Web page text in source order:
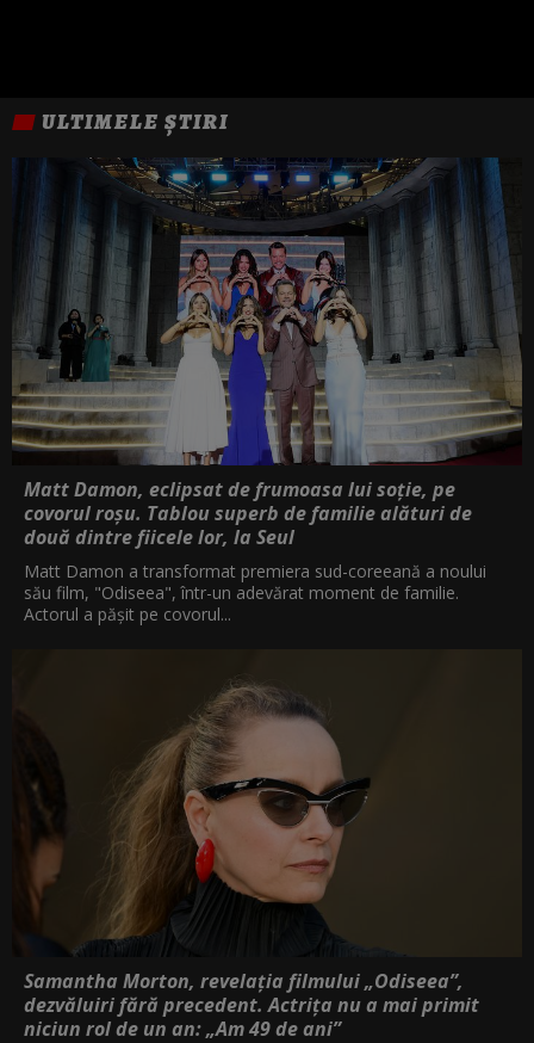
ULTIMELE ȘTIRI
Matt Damon, eclipsat de frumoasa lui soție, pe
covorul roșu. Tablou superb de familie alături de
două dintre fiicele lor, la Seul
Matt Damon a transformat premiera sud-coreeană a noului
său film, "Odiseea", într-un adevărat moment de familie.
Actorul a pășit pe covorul...
Samantha Morton, revelația filmului „Odiseea”,
dezvăluiri fără precedent. Actrița nu a mai primit
niciun rol de un an: „Am 49 de ani”